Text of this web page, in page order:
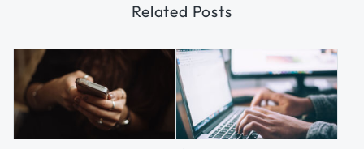
Related Posts